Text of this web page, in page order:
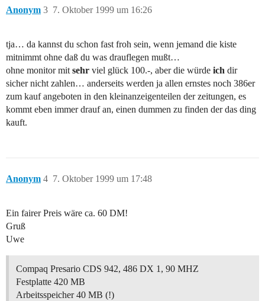
Anonym 7. Oktober 1999 um 16:26
3
tja… da kannst du schon fast froh sein, wenn jemand die kiste
mitnimmt ohne daß du was drauflegen mußt…
ohne monitor mit sehr viel glück 100.-, aber die würde ich dir
sicher nicht zahlen… anderseits werden ja allen ernstes noch 386er
zum kauf angeboten in den kleinanzeigenteilen der zeitungen, es
kommt eben immer drauf an, einen dummen zu finden der das ding
kauft.
Anonym 7. Oktober 1999 um 17:48
4
Ein fairer Preis wäre ca. 60 DM!
Gruß
Uwe
Compaq Presario CDS 942, 486 DX 1, 90 MHZ
Festplatte 420 MB
Arbeitsspeicher 40 MB (!)